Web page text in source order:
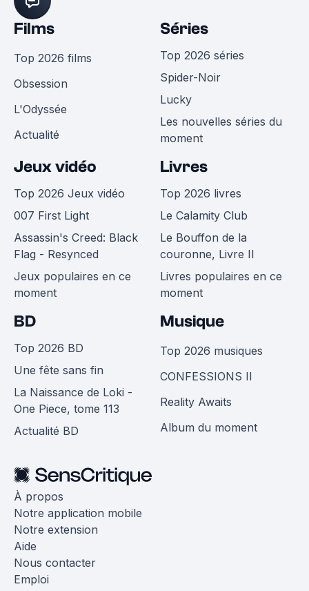
Films
Top 2026 films
Obsession
L'Odyssée
Actualité
Séries
Top 2026 séries
Spider-Noir
Lucky
Les nouvelles séries du
moment
Jeux vidéo
Top 2026 Jeux vidéo
007 First Light
Assassin's Creed: Black
Flag - Resynced
Jeux populaires en ce
moment
Livres
Top 2026 livres
Le Calamity Club
Le Bouffon de la
couronne, Livre II
Livres populaires en ce
moment
BD
Top 2026 BD
Une fête sans fin
La Naissance de Loki -
One Piece, tome 113
Actualité BD
Musique
Top 2026 musiques
CONFESSIONS II
Reality Awaits
Album du moment
À propos
Notre application mobile
Notre extension
Aide
Nous contacter
Emploi